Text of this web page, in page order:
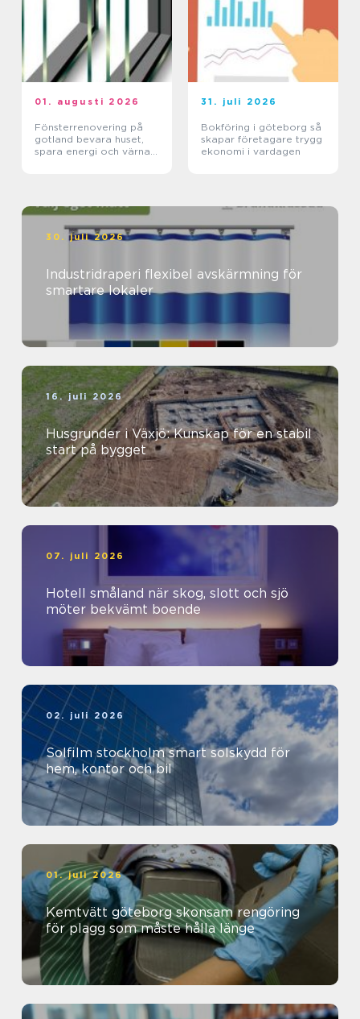
01. augusti 2026
Fönsterrenovering på
gotland bevara huset,
spara energi och värna
31. juli 2026
Bokföring i göteborg så
skapar företagare trygg
ekonomi i vardagen
30. juli 2026
Industridraperi flexibel avskärmning för
smartare lokaler
16. juli 2026
Husgrunder i Växjö: Kunskap för en stabil
start på bygget
07. juli 2026
Hotell småland när skog, slott och sjö
möter bekvämt boende
02. juli 2026
Solfilm stockholm smart solskydd för
hem, kontor och bil
01. juli 2026
Kemtvätt göteborg skonsam rengöring
för plagg som måste hålla länge